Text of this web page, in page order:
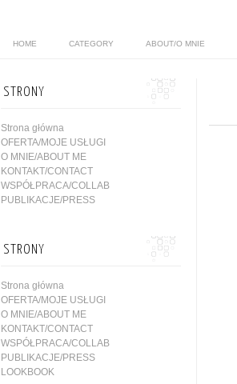
HOME CATEGORY ABOUT/O MNIE
STRONY
Strona główna
OFERTA/MOJE USŁUGI
O MNIE/ABOUT ME
KONTAKT/CONTACT
WSPÓŁPRACA/COLLAB
PUBLIKACJE/PRESS
STRONY
Strona główna
OFERTA/MOJE USŁUGI
O MNIE/ABOUT ME
KONTAKT/CONTACT
WSPÓŁPRACA/COLLAB
PUBLIKACJE/PRESS
LOOKBOOK